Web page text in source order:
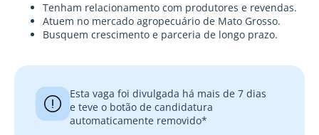
Tenham relacionamento com produtores e revendas.
Atuem no mercado agropecuário de Mato Grosso.
Busquem crescimento e parceria de longo prazo.
Esta vaga foi divulgada há mais de 7 dias
e teve o botão de candidatura
automaticamente removido*